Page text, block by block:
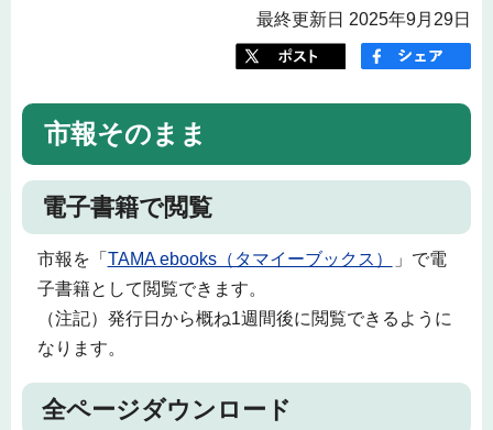
最終更新日 2025年9月29日
市報そのまま
電子書籍で閲覧
市報を「 TAMA ebooks（タマイーブックス）
」で電
子書籍として閲覧できます。
（注記）発行日から概ね1週間後に閲覧できるように
なります。
全ページダウンロード